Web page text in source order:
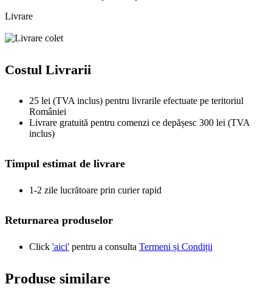
Livrare
Costul Livrarii
25 lei (TVA inclus) pentru livrarile efectuate pe teritoriul
României
Livrare gratuită pentru comenzi ce depășesc 300 lei (TVA
inclus)
Timpul estimat de livrare
1-2 zile lucrătoare prin curier rapid
Returnarea produselor
Click 'aici' pentru a consulta Termeni și Condiții
Produse similare